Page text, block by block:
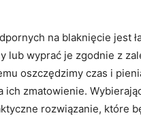
na blaknięcie jest
lub wyprać je zgodnie z
oszczędzimy czas⁤ i
ich zmatowienie.
rozwiązanie, które